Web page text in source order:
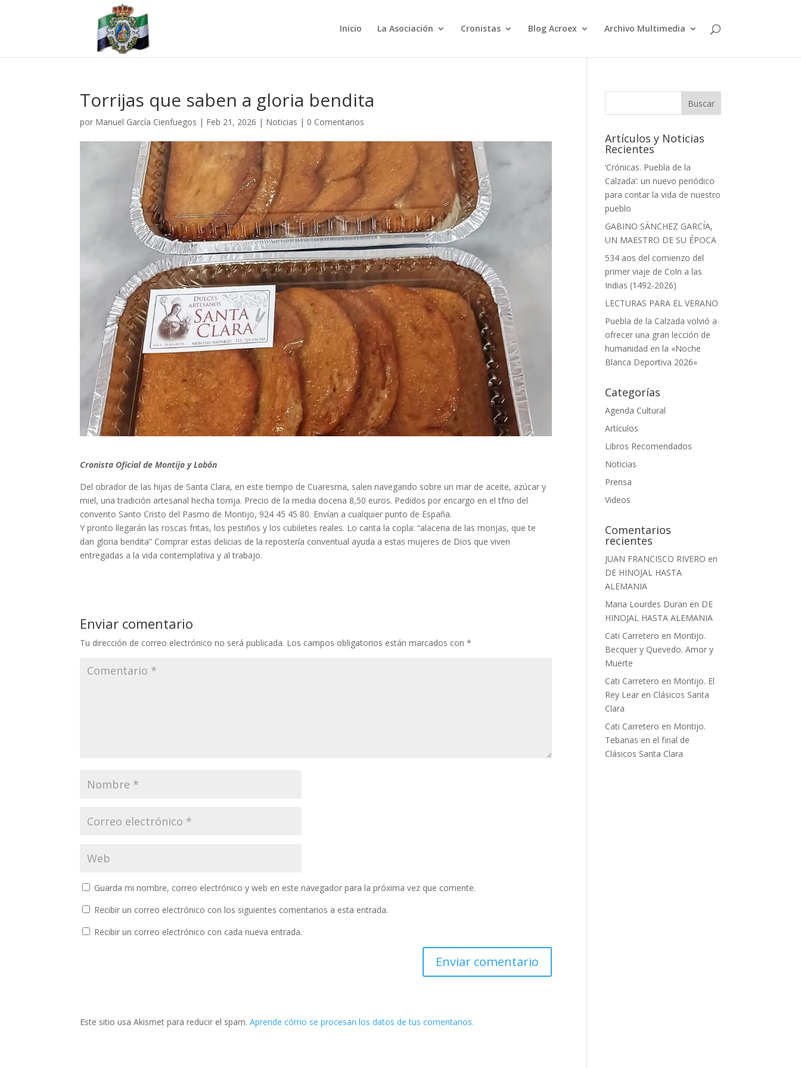
Inicio La Asociación Cronistas Blog Acroex Archivo Multimedia
Torrijas que saben a gloria bendita
por Manuel García Cienfuegos | Feb 21, 2026 | Noticias | 0 Comentarios
Cronista Oficial de Montijo y Lobón
Del obrador de las hijas de Santa Clara, en este tiempo de Cuaresma, salen navegando sobre un mar de aceite, azúcar y
miel, una tradición artesanal hecha torrija. Precio de la media docena 8,50 euros. Pedidos por encargo en el tfno del
convento Santo Cristo del Pasmo de Montijo, 924 45 45 80. Envían a cualquier punto de España.
Y pronto llegarán las roscas fritas, los pestiños y los cubiletes reales. Lo canta la copla: “alacena de las monjas, que te
dan gloria bendita” Comprar estas delicias de la repostería conventual ayuda a estas mujeres de Dios que viven
entregadas a la vida contemplativa y al trabajo.
Enviar comentario
Tu dirección de correo electrónico no será publicada. Los campos obligatorios están marcados con*
Guarda mi nombre, correo electrónico y web en este navegador para la próxima vez que comente.
Recibir un correo electrónico con los siguientes comentarios a esta entrada.
Recibir un correo electrónico con cada nueva entrada.
Este sitio usa Akismet para reducir el spam.Aprende cómo se procesan los datos de tus comentarios.
Artículos y Noticias
Recientes
‘Crónicas. Puebla de la
Calzada’: un nuevo periódico
para contar la vida de nuestro
pueblo
GABINO SÁNCHEZ GARCÍA,
UN MAESTRO DE SU ÉPOCA
534 aos del comienzo del
primer viaje de Coln a las
Indias (1492-2026)
LECTURAS PARA EL VERANO
Puebla de la Calzada volvió a
ofrecer una gran lección de
humanidad en la «Noche
Blanca Deportiva 2026»
Categorías
Agenda Cultural
Artículos
Libros Recomendados
Noticias
Prensa
Videos
Comentarios
recientes
JUAN FRANCISCO RIVERO en
DE HINOJAL HASTA
ALEMANIA
Maria Lourdes Duran en DE
HINOJAL HASTA ALEMANIA
Cati Carretero en Montijo.
Becquer y Quevedo. Amor y
Muerte
Cati Carretero en Montijo. El
Rey Lear en Clásicos Santa
Clara
Cati Carretero en Montijo.
Tebanas en el final de
Clásicos Santa Clara